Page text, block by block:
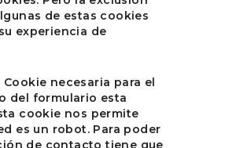
de estas cookies
experiencia de
necesaria para el
del formulario esta
cookie nos permite
es un robot. Para poder
de contacto tiene que